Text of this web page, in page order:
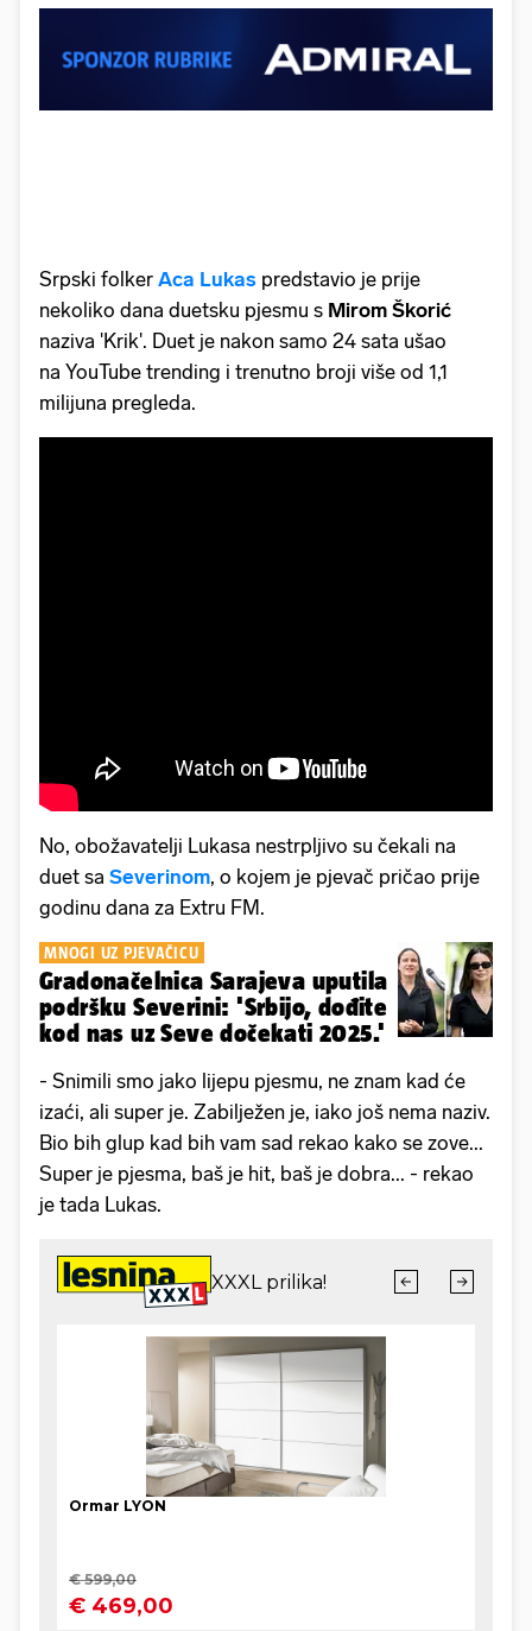
Srpski folker Aca Lukas predstavio je prije
nekoliko dana duetsku pjesmu s Mirom Škorić
naziva 'Krik'. Duet je nakon samo 24 sata ušao
na YouTube trending i trenutno broji više od 1,1
milijuna pregleda.
No, obožavatelji Lukasa nestrpljivo su čekali na
duet sa Severinom, o kojem je pjevač pričao prije
godinu dana za Extru FM.
MNOGI UZ PJEVAČICU
Gradonačelnica Sarajeva uputila
podršku Severini: 'Srbijo, dođite
kod nas uz Seve dočekati 2025.'
- Snimili smo jako lijepu pjesmu, ne znam kad će
izaći, ali super je. Zabilježen je, iako još nema naziv.
Bio bih glup kad bih vam sad rekao kako se zove...
Super je pjesma, baš je hit, baš je dobra... - rekao
je tada Lukas.